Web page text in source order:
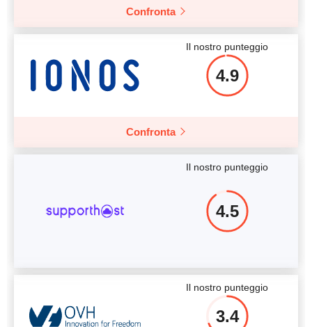
Confronta
Il nostro punteggio
4.9
Confronta
Il nostro punteggio
4.5
Il nostro punteggio
3.4